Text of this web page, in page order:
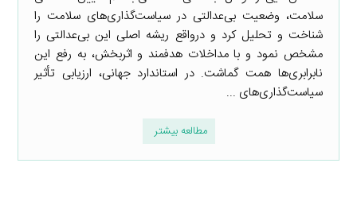
سلامت، وضعیت بی‌عدالتی در سیاست‌گذاری‌های سلامت را
شناخت و تحلیل کرد و درواقع ریشه اصلی این بی‌عدالتی را
مشخص نمود و با مداخلات هدفمند و اثربخش، به رفع این
نابرابری‌ها همت گماشت. در استاندارد جهانی، ارزیابی تأثیر
سیاست‌گذاری‌های ...
مطالعه بیشتر